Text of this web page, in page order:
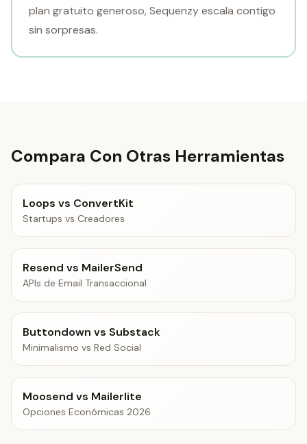
plan gratuito generoso, Sequenzy escala contigo
sin sorpresas.
Compara Con Otras Herramientas
Loops vs ConvertKit
Startups vs Creadores
Resend vs MailerSend
APIs de Email Transaccional
Buttondown vs Substack
Minimalismo vs Red Social
Moosend vs Mailerlite
Opciones Económicas 2026